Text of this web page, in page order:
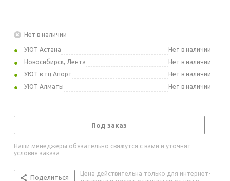
Нет в наличии
УЮТ Астана
Нет в наличии
Новосибирск, Лента
Нет в наличии
УЮТ в тц Апорт
Нет в наличии
УЮТ Алматы
Нет в наличии
Под заказ
Наши менеджеры обязательно свяжутся с вами и уточнят
условия заказа
Поделиться
Цена действительна только для интернет-